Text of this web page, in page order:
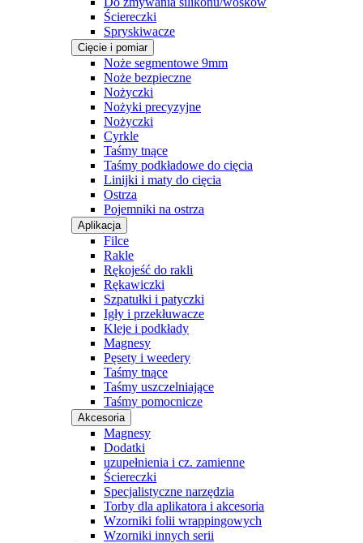
Ściereczki
Spryskiwacze
Cięcie i pomiar
Noże segmentowe 9mm
Noże bezpieczne
Nożyczki
Nożyki precyzyjne
Nożyczki
Cyrkle
Taśmy tnące
Taśmy podkładowe do cięcia
Linijki i maty do cięcia
Ostrza
Pojemniki na ostrza
Aplikacja
Filce
Rakle
Rękojeść do rakli
Rękawiczki
Szpatułki i patyczki
Igły i przekłuwacze
Kleje i podkłady
Magnesy
Pęsety i weedery
Taśmy tnące
Taśmy uszczelniające
Taśmy pomocnicze
Akcesoria
Magnesy
Dodatki
uzupełnienia i cz. zamienne
Ściereczki
Specjalistyczne narzędzia
Torby dla aplikatora i akcesoria
Wzorniki folii wrappingowych
Wzorniki innych serii